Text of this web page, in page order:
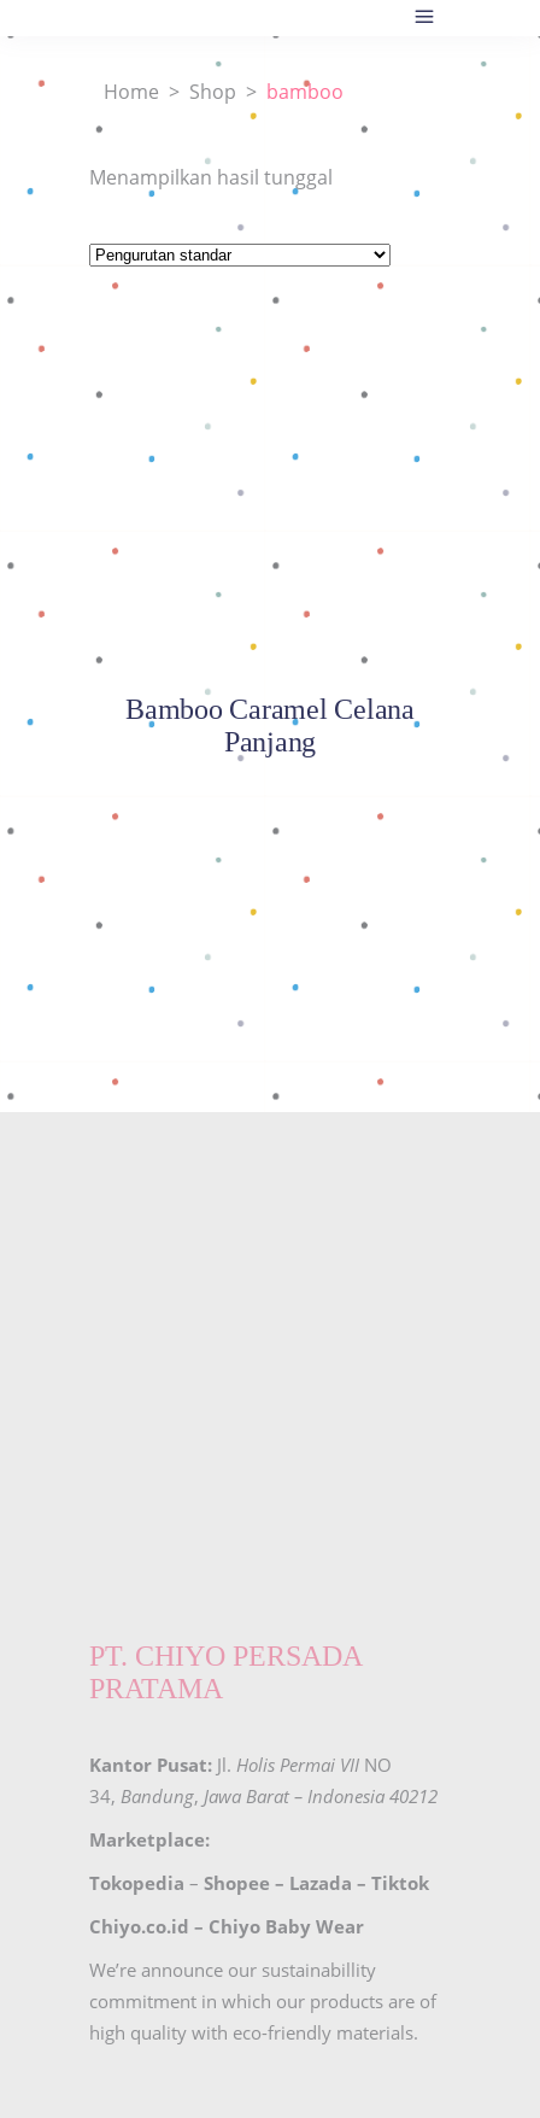
Home > Shop > bamboo
Menampilkan hasil tunggal
Baca selengkapnya
Bamboo Caramel Celana
Panjang
PT. CHIYO PERSADA
PRATAMA
Kantor Pusat: Jl. Holis Permai VII NO
34, Bandung, Jawa Barat – Indonesia 40212
Marketplace:
Tokopedia – Shopee – Lazada – Tiktok
Chiyo.co.id – Chiyo Baby Wear
We’re announce our sustainabillity
commitment in which our products are of
high quality with eco-friendly materials.